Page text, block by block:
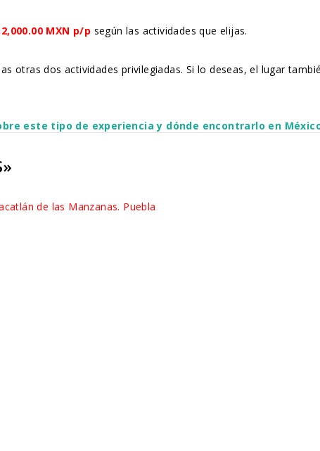
MXN p/p según las actividades que elijas.
otras dos actividades privilegiadas. Si lo deseas, el lugar
este tipo de experiencia y dónde encontrarlo en
de las Manzanas. Puebla